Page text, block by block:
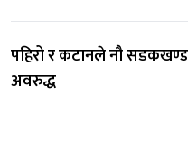
पहिरो र कटानले नौ
अवरुद्ध